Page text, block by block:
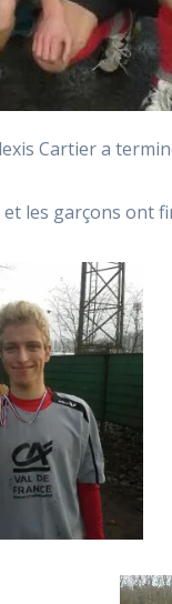
Cartier a
les garçons ont